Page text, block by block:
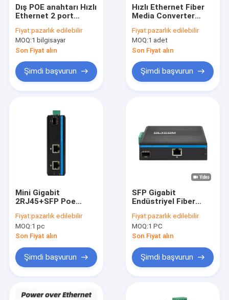
Dış POE anahtarı Hızlı
Ethernet 2 port
RJ45+1 fiber sfp
Fiber Media
Converter
Fiyat:pazarlık edilebilir
MOQ:1 bilgisayar
Son Fiyat alın
Şimdi başvurun
Hızlı Ethernet Fiber
Media Converter
10/100Mbps
Yönetilmeyen IP40
CE FCC
Fiyat:pazarlık edilebilir
MOQ:1 adet
Son Fiyat alın
Şimdi başvurun
Mini Gigabit
2RJ45+SFP Poe
Fiber Medya
Dönüştürücü
Fiyat:pazarlık edilebilir
MOQ:1 pc
Son Fiyat alın
Şimdi başvurun
SFP Gigabit
Endüstriyel Fiber
Yönetilmemiş Sert
Ağ Mini CE FCC
Fiyat:pazarlık edilebilir
MOQ:1 PC
Son Fiyat alın
Şimdi başvurun